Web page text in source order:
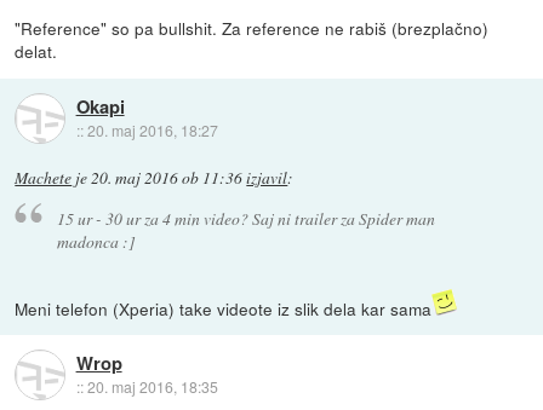
"Reference" so pa bullshit. Za reference ne rabiš (brezplačno)
delat.
Okapi
::20. maj 2016, 18:27
Machete je20. maj 2016 ob 11:36izjavil:
15 ur - 30 ur za 4 min video? Saj ni trailer za Spider man
madonca :]
Meni telefon (Xperia) take videote iz slik dela kar sama
Wrop
::20. maj 2016, 18:35